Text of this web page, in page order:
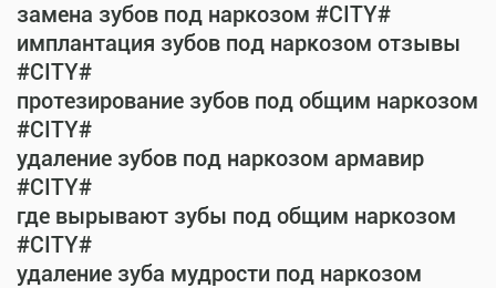
замена зубов под наркозом #CITY#
имплантация зубов под наркозом отзывы
#CITY#
протезирование зубов под общим наркозом
#CITY#
удаление зубов под наркозом армавир
#CITY#
где вырывают зубы под общим наркозом
#CITY#
удаление зуба мудрости под наркозом